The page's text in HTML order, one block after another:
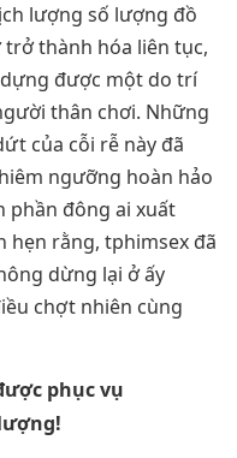
lượng số lượng đồ
thành hóa liên tục,
được một do trí
thân chơi. Những
của cỗi rễ này đã
ngưỡng hoàn hảo
phần đông ai xuất
hẹn rằng, tphimsex đã
dừng lại ở ấy
chợt nhiên cùng
phục vụ
lượng!